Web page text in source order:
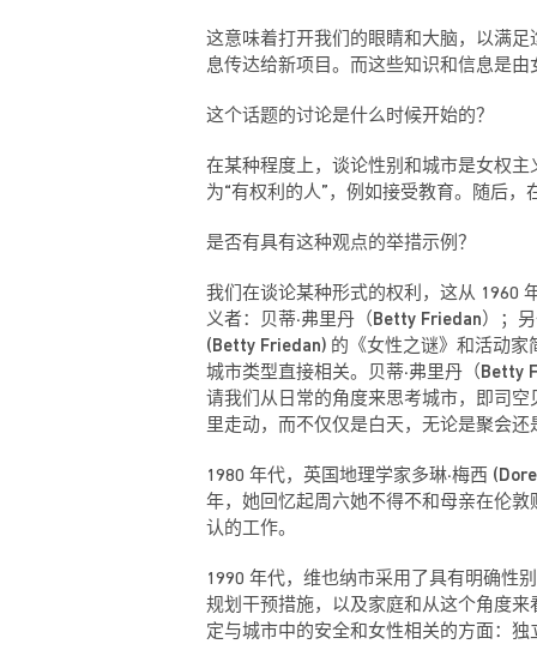
这意味着打开我们的眼睛和大脑，以满
息传达给新项目。而这些知识和信息是
这个话题的讨论是什么时候开始的？
在某种程度上，谈论性别和城市是女权
为“有权利的人”，例如接受教育。随后
是否有具有这种观点的举措示例？
我们在谈论某种形式的权利，这从 1960
义者：贝蒂·弗里丹（Betty Friedan）；
(Betty Friedan) 的《女性之谜》和活动
城市类型直接相关。贝蒂·弗里丹（Betty
请我们从日常的角度来思考城市，即司
里走动，而不仅仅是白天，无论是聚会
1980 年代，英国地理学家多琳·梅西
年，她回忆起周六她不得不和母亲在伦
认的工作。
1990 年代，维也纳市采用了具有明确性
规划干预措施，以及家庭和从这个角度
定与城市中的安全和女性相关的方面：